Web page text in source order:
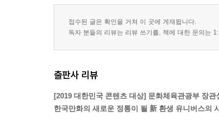
접수된 글은 확인을 거쳐 이 곳에 게재됩니다.
독자 분들의 리뷰는 리뷰 쓰기를, 책에 대한 문의는
출판사 리뷰
[2019 대한민국 콘텐츠 대상] 문화체육관광부 장관
한국만화의 새로운 정통이 될 新 환생 유니버스의